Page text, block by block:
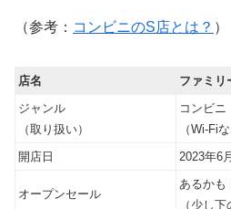
（参考： コンビニのS店とは？ ）
店名
ファミリ
ジャンル
（取り扱い）
コンビニ
（Wi-Fiな
開店日
2023年6
オープンセール
あるかも
（少し